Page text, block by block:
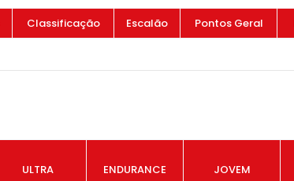
Classificação Escalão Pontos Geral
ULTRA ENDURANCE JOVEM